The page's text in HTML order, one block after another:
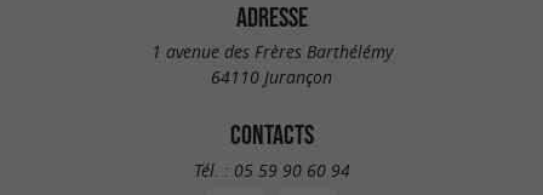
ADRESSE
1 avenue des Frères Barthélémy
64110 Jurançon
CONTACTS
Tél. : 05 59 90 60 94